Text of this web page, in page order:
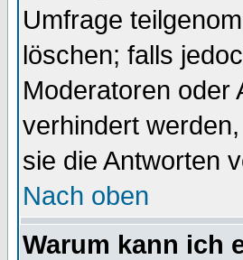
Umfrage
löschen; falls
Moderatoren oder
verhindert
sie die Antworten
Nach oben
Warum kann ich